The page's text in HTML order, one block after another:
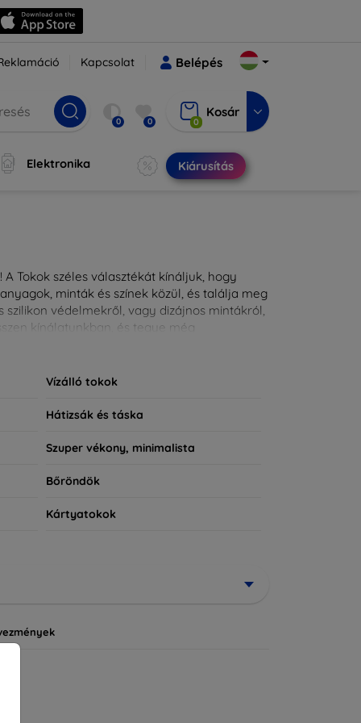
Kapcsolat Belépés
0 0 0
Kosár
Elektronika Kiárusítás
Tokok széles választékát kínáljuk, hogy
minták és színek közül, és találja meg
védelmekről, vagy dizájnos mintákról,
kínálatunkban, és tegye még
Vízálló tokok
Hátizsák és táska
Szuper vékony, minimalista
Bőröndök
Kártyatokok